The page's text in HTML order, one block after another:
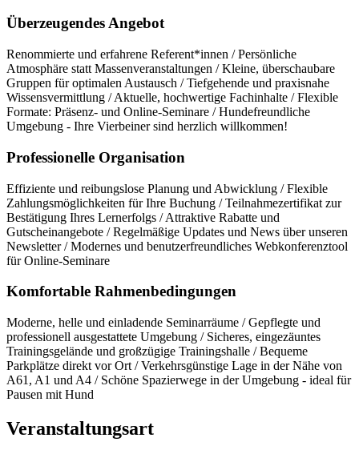
Überzeugendes Angebot
Renommierte und erfahrene Referent*innen / Persönliche
Atmosphäre statt Massenveranstaltungen / Kleine, überschaubare
Gruppen für optimalen Austausch / Tiefgehende und praxisnahe
Wissensvermittlung / Aktuelle, hochwertige Fachinhalte / Flexible
Formate: Präsenz- und Online-Seminare / Hundefreundliche
Umgebung - Ihre Vierbeiner sind herzlich willkommen!
Professionelle Organisation
Effiziente und reibungslose Planung und Abwicklung / Flexible
Zahlungsmöglichkeiten für Ihre Buchung / Teilnahmezertifikat zur
Bestätigung Ihres Lernerfolgs / Attraktive Rabatte und
Gutscheinangebote / Regelmäßige Updates und News über unseren
Newsletter / Modernes und benutzerfreundliches Webkonferenztool
für Online-Seminare
Komfortable Rahmenbedingungen
Moderne, helle und einladende Seminarräume / Gepflegte und
professionell ausgestattete Umgebung / Sicheres, eingezäuntes
Trainingsgelände und großzügige Trainingshalle / Bequeme
Parkplätze direkt vor Ort / Verkehrsgünstige Lage in der Nähe von
A61, A1 und A4 / Schöne Spazierwege in der Umgebung - ideal für
Pausen mit Hund
Veranstaltungsart